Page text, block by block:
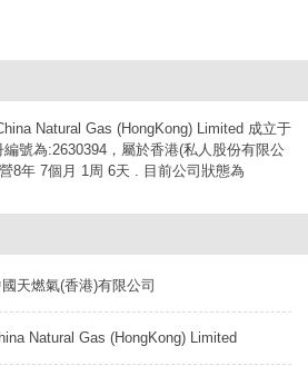
Natural Gas (HongKong) Limited 成立于
號為:2630394，屬於香港(私人股份有限公
8年 7個月 1周 6天 . 目前公司狀態為
天燃氣(香港)有限公司
Natural Gas (HongKong) Limited